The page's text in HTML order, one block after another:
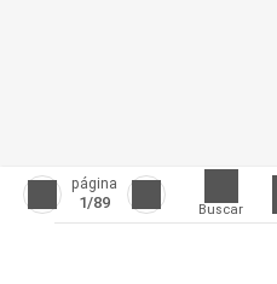
página
1/89 Buscar